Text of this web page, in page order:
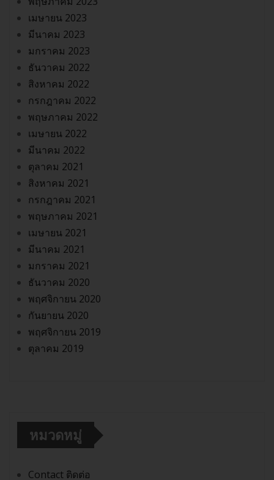
เมษายน 2023
มีนาคม 2023
มกราคม 2023
ธันวาคม 2022
สิงหาคม 2022
กรกฎาคม 2022
พฤษภาคม 2022
เมษายน 2022
มีนาคม 2022
ตุลาคม 2021
สิงหาคม 2021
กรกฎาคม 2021
พฤษภาคม 2021
เมษายน 2021
มีนาคม 2021
มกราคม 2021
ธันวาคม 2020
พฤศจิกายน 2020
กันยายน 2020
พฤศจิกายน 2019
ตุลาคม 2019
หมวดหมู่
Contact ติดต่อ